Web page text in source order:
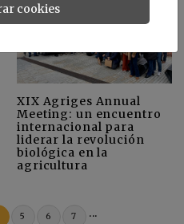
XIX Agriges Annual
Meeting: un encuentro
internacional para
liderar la revolución
biológica en la
agricultura
5 6 7 ...
cookies